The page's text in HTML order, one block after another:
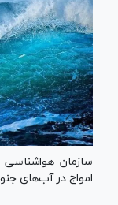
سازمان
امواج در آب‌های